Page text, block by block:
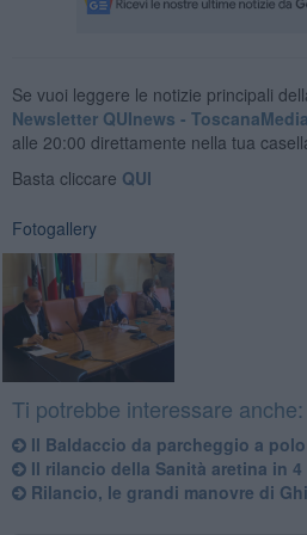
Se vuoi leggere le notizie principali
Newsletter QUInews -
alle 20:00 direttamente nella tua
Basta cliccare QUI
Fotogallery
Ti potrebbe interessare anche:
Il Baldaccio da parcheggio a
Il rilancio della Sanità aretina in 4
Rilancio, le grandi manovre di